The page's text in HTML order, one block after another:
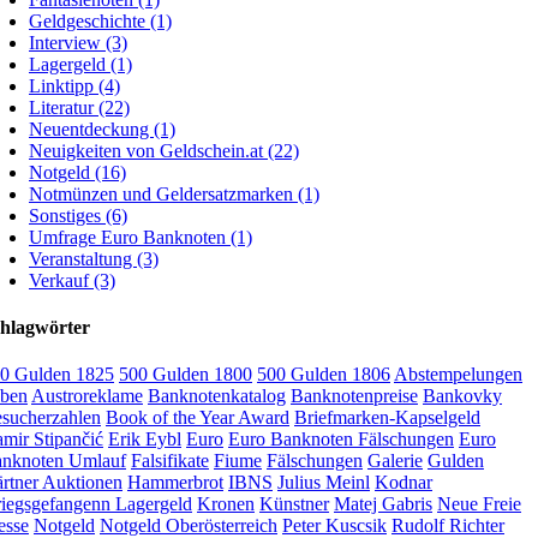
Geldgeschichte (1)
Interview (3)
Lagergeld (1)
Linktipp (4)
Literatur (22)
Neuentdeckung (1)
Neuigkeiten von Geldschein.at (22)
Notgeld (16)
Notmünzen und Geldersatzmarken (1)
Sonstiges (6)
Umfrage Euro Banknoten (1)
Veranstaltung (3)
Verkauf (3)
Gulden 1825 500 Gulden 1800 500 Gulden 1806Abstempelungen
Austroreklame Banknotenkatalog Banknotenpreise Bankovky
Book of the Year Award Briefmarken-Kapselgeld
Stipančić Erik Eybl Euro Euro Banknoten Fälschungen Euro
Umlauf Falsifikate Fiume Fälschungen Galerie Gulden
Auktionen Hammerbrot IBNS Julius Meinl Kodnar
Lagergeld Kronen Künstner Matej Gabris Neue Freie
Notgeld Notgeld Oberösterreich Peter Kuscsik Rudolf Richter